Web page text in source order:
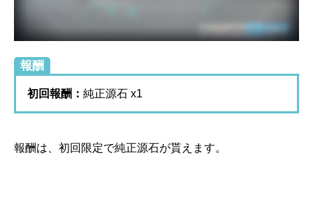
報酬
初回報酬： 純正源石 x1
報酬は、初回限定で純正源石が貰えます。